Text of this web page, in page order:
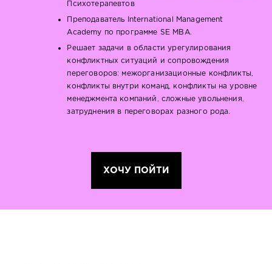
Психотерапевтов
Преподаватель International Management
Academy по программе SE MBA.
Решает задачи в области урегулирования
конфликтных ситуаций и сопровождения
переговоров: межорганизационные конфликты,
конфликты внутри команд, конфликты на уровне
менеджмента компаний, сложные увольнения,
затруднения в переговорах разного рода.
ХОЧУ ПОЙТИ